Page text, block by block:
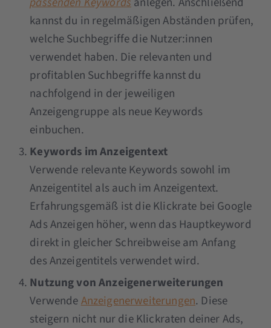
kannst du in regelmäßigen Abständen prüfen,
welche Suchbegriffe die Nutzer:innen
verwendet haben. Die relevanten und
profitablen Suchbegriffe kannst du
nachfolgend in der jeweiligen
Anzeigengruppe als neue Keywords
einbuchen.
Keywords im Anzeigentext
Verwende relevante Keywords sowohl im
Anzeigentitel als auch im Anzeigentext.
Erfahrungsgemäß ist die Klickrate bei Google
Ads Anzeigen höher, wenn das Hauptkeyword
direkt in gleicher Schreibweise am Anfang
des Anzeigentitels verwendet wird.
Nutzung von Anzeigenerweiterungen
VerwendeAnzeigenerweiterungen. Diese
steigern nicht nur die Klickraten deiner Ads,